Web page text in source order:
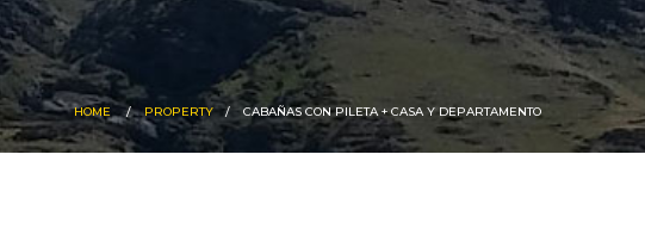
HOME PROPERTY CABAÑAS CON PILETA + CASA Y DEPARTAMENTO